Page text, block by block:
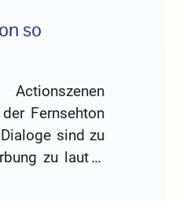
so
Fernsehton
sind zu
zu laut –